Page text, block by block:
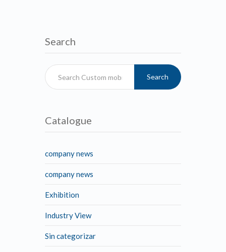
Search
Search
Catalogue
company news
company news
Exhibition
Industry View
Sin categorizar